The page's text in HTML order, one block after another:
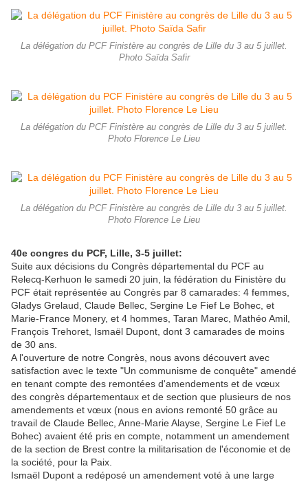
La délégation du PCF Finistère au congrès de Lille du 3 au 5 juillet.
Photo Saïda Safir
La délégation du PCF Finistère au congrès de Lille du 3 au 5 juillet.
Photo Florence Le Lieu
La délégation du PCF Finistère au congrès de Lille du 3 au 5 juillet.
Photo Florence Le Lieu
40e congres du PCF, Lille, 3-5 juillet:
Suite aux décisions du Congrès départemental du PCF au
Relecq-Kerhuon le samedi 20 juin, la fédération du Finistère du
PCF était représentée au Congrès par 8 camarades: 4 femmes,
Gladys Grelaud, Claude Bellec, Sergine Le Fief Le Bohec, et
Marie-France Monery, et 4 hommes, Taran Marec, Mathéo Amil,
François Trehoret, Ismaël Dupont, dont 3 camarades de moins
de 30 ans.
A l'ouverture de notre Congrès, nous avons découvert avec
satisfaction avec le texte "Un communisme de conquête" amendé
en tenant compte des remontées d'amendements et de vœux
des congrès départementaux et de section que plusieurs de nos
amendements et vœux (nous en avions remonté 50 grâce au
travail de Claude Bellec, Anne-Marie Alayse, Sergine Le Fief Le
Bohec) avaient été pris en compte, notamment un amendement
de la section de Brest contre la militarisation de l'économie et de
la société, pour la Paix.
Ismaël Dupont a redéposé un amendement voté à une large